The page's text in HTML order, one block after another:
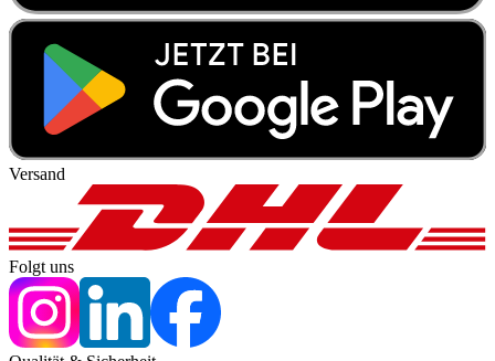
Versand
Folgt uns